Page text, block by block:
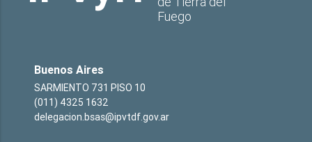
Fuego
Buenos Aires
SARMIENTO 731 PISO 10
(011) 4325 1632
delegacion.bsas@ipvtdf.gov.ar